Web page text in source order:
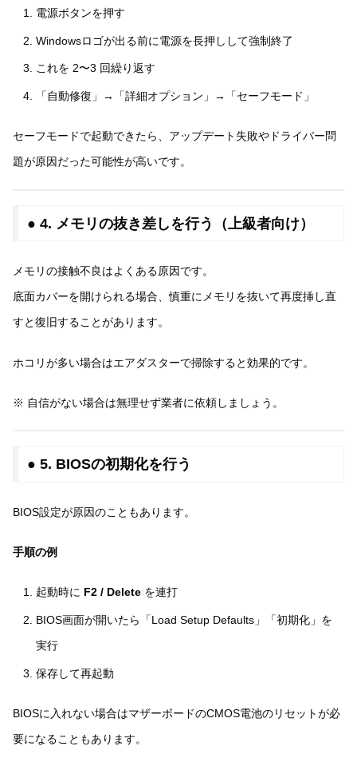
電源ボタンを押す
Windowsロゴが出る前に電源を長押しして強制終了
これを 2〜3 回繰り返す
「自動修復」→「詳細オプション」→「セーフモード」
セーフモードで起動できたら、アップデート失敗やドライバー問
題が原因だった可能性が高いです。
● 4. メモリの抜き差しを行う（上級者向け）
メモリの接触不良はよくある原因です。
底面カバーを開けられる場合、慎重にメモリを抜いて再度挿し直
すと復旧することがあります。
ホコリが多い場合はエアダスターで掃除すると効果的です。
※ 自信がない場合は無理せず業者に依頼しましょう。
● 5. BIOSの初期化を行う
BIOS設定が原因のこともあります。
手順の例
起動時に F2 / Deleteを連打
BIOS画面が開いたら「Load Setup Defaults」「初期化」を
実行
保存して再起動
BIOSに入れない場合はマザーボードのCMOS電池のリセットが必
要になることもあります。